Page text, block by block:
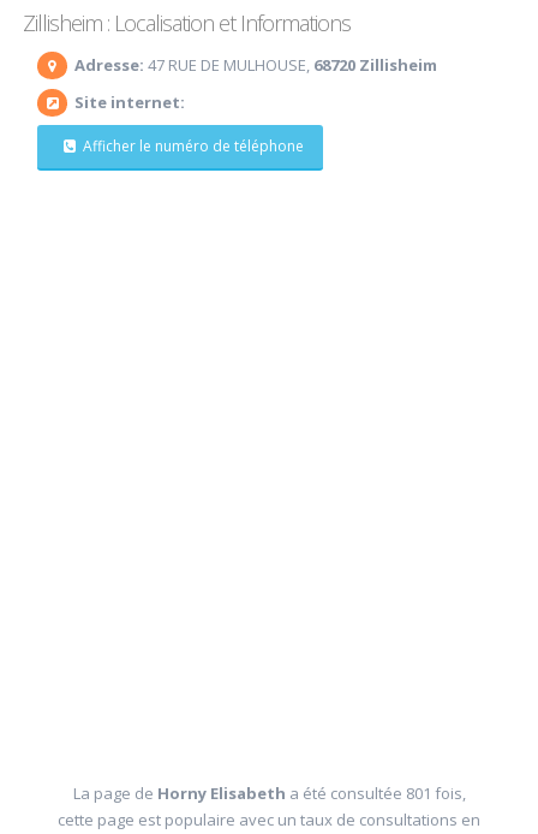
Zillisheim : Localisation et Informations
Adresse: 47 RUE DE MULHOUSE, 68720 Zillisheim
Site internet:
Afficher le numéro de téléphone
La page de Horny Elisabeth a été consultée 801 fois,
cette page est populaire avec un taux de consultations en